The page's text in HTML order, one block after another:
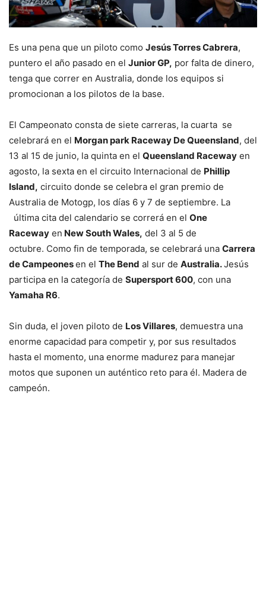
Es una pena que un piloto como Jesús Torres Cabrera,
puntero el año pasado en el Junior GP, por falta de dinero,
tenga que correr en Australia, donde los equipos si
promocionan a los pilotos de la base.
El Campeonato consta de siete carreras, la cuarta se
celebrará en el Morgan park Raceway De Queensland, del
13 al 15 de junio, la quinta en el Queensland Raceway en
agosto, la sexta en el circuito Internacional de Phillip
Island, circuito donde se celebra el gran premio de
Australia de Motogp, los días 6 y 7 de septiembre. La
última cita del calendario se correrá en el One
Raceway en New South Wales, del 3 al 5 de
octubre. Como fin de temporada, se celebrará una Carrera
de Campeonesen el The Bend al sur de Australia.Jesús
participa en la categoría de Supersport 600, con una
Yamaha R6.
Sin duda, el joven piloto de Los Villares, demuestra una
enorme capacidad para competir y, por sus resultados
hasta el momento, una enorme madurez para manejar
motos que suponen un auténtico reto para él. Madera de
campeón.